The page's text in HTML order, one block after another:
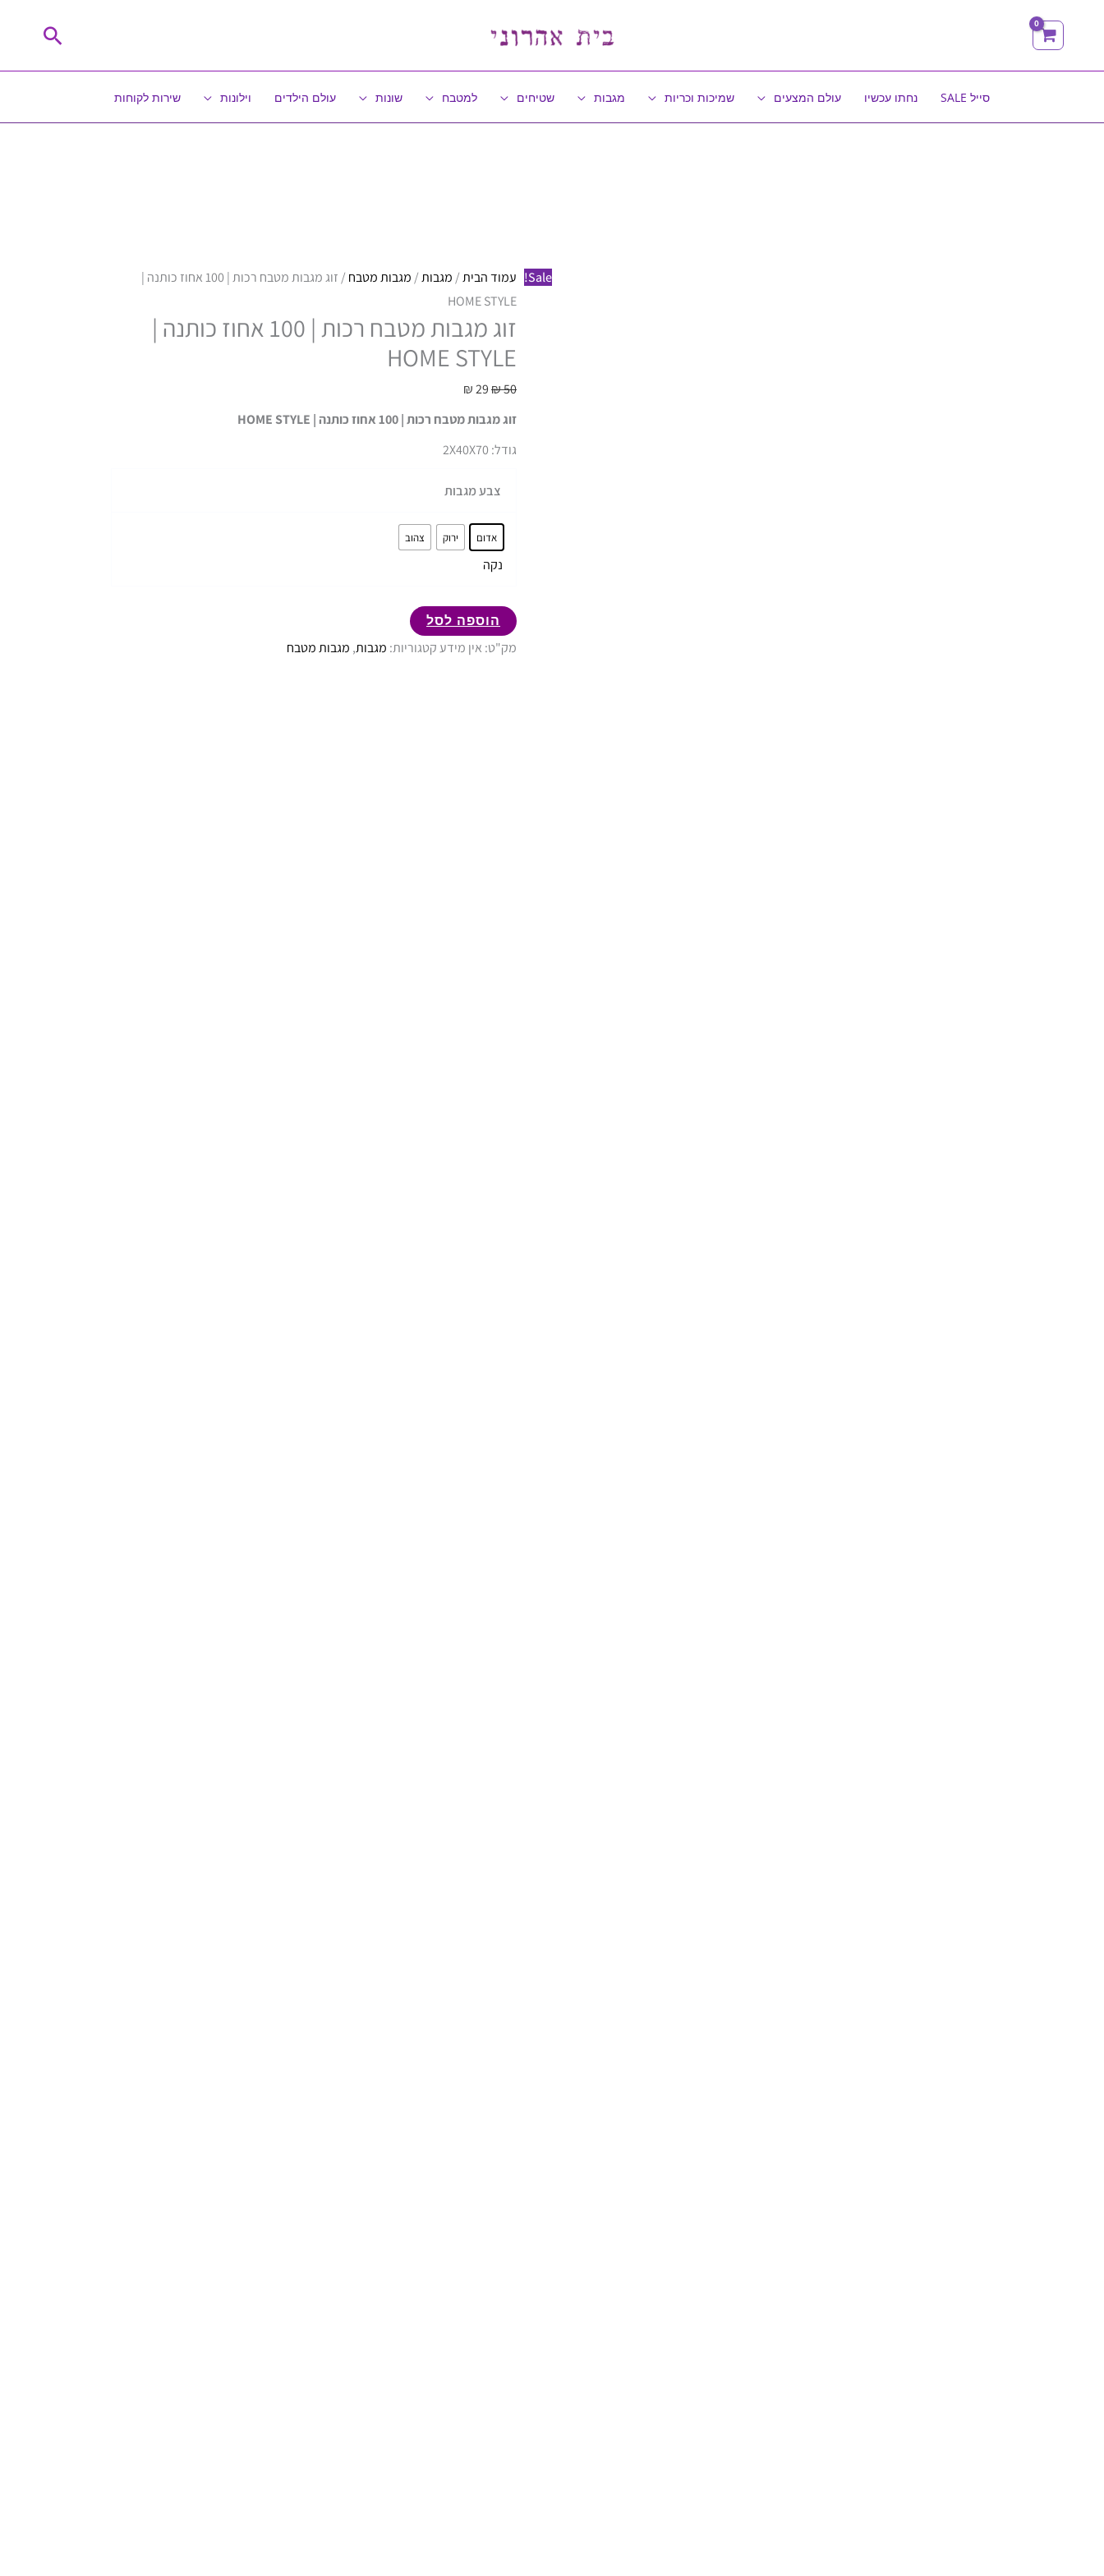
חיפוש
סייל SALE נחתו עכשיו עולם המצעים שמיכות וכריות מגבות שטיחים למטבח שונות עולם הילדים וילונות שירות לקוחות
Sale! עמוד הבית/מגבות/מגבות מטבח
/ זוג מגבות מטבח רכות | 100 אחוז כותנה |
HOME STYLE
זוג מגבות מטבח רכות | 100 אחוז כותנה |
HOME STYLE
₪50
₪29
זוג מגבות מטבח רכות | 100 אחוז כותנה | HOME STYLE
גודל: 2X40X70
צבע מגבות
אדום ירוק צהוב
נקה
מטבח
רכות
|
100
|
HOME
הוספה לסל
מק"ט: אין מידעקטגוריות: מגבות, מגבות מטבח